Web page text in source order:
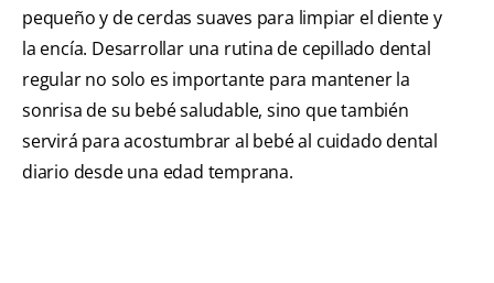
pequeño y de cerdas suaves para limpiar el diente y
la encía. Desarrollar una rutina de cepillado dental
regular no solo es importante para mantener la
sonrisa de su bebé saludable, sino que también
servirá para acostumbrar al bebé al cuidado dental
diario desde una edad temprana.